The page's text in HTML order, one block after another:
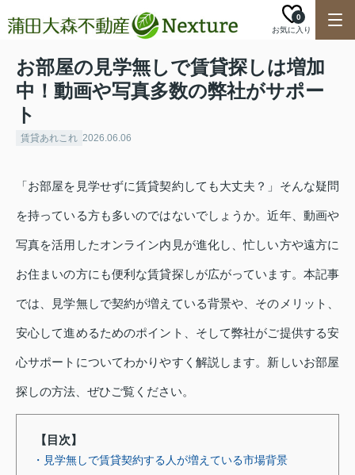
お気に入り
0
お部屋の見学無しで賃貸探しは増加
中！動画や写真多数の弊社がサポー
ト
賃貸あれこれ 2026.06.06
「お部屋を見学せずに賃貸契約しても大丈夫？」そんな疑問
を持っている方も多いのではないでしょうか。近年、動画や
写真を活用したオンライン内見が進化し、忙しい方や遠方に
お住まいの方にも便利な賃貸探しが広がっています。本記事
では、見学無しで契約が増えている背景や、そのメリット、
安心して進めるためのポイント、そして弊社がご提供する安
心サポートについてわかりやすく解説します。新しいお部屋
探しの方法、ぜひご覧ください。
【目次】
・見学無しで賃貸契約する人が増えている市場背景